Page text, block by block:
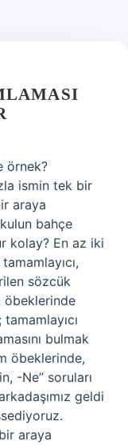
örnek?
ismin tek bir
araya
bahçe
kolay? En az iki
sözcük
öbeklerinde
bulmak
öbeklerinde,
-Ne” soruları
geldi
araya